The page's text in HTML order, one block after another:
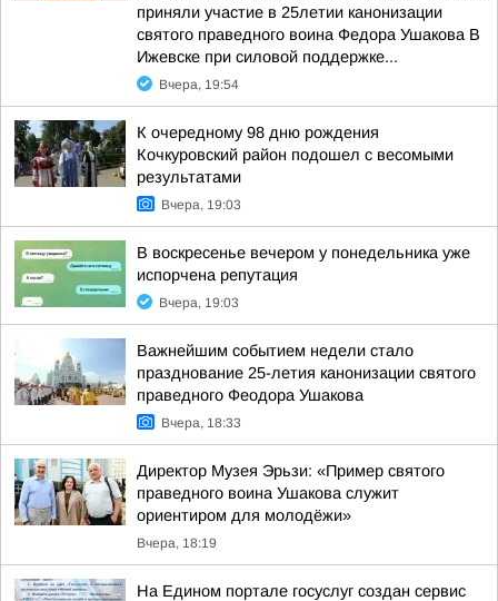
приняли участие в 25летии канонизации
святого праведного воина Федора Ушакова В
Ижевске при силовой поддержке...
Вчера, 19:54
К очередному 98 дню рождения
Кочкуровский район подошел с весомыми
результатами
Вчера, 19:03
В воскресенье вечером у понедельника уже
испорчена репутация
Вчера, 19:03
Важнейшим событием недели стало
празднование 25-летия канонизации святого
праведного Феодора Ушакова
Вчера, 18:33
Директор Музея Эрьзи: «Пример святого
праведного воина Ушакова служит
ориентиром для молодёжи»
Вчера, 18:19
На Едином портале госуслуг создан сервис